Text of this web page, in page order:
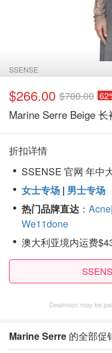
SSENSE
$266.00 $700.00
Marine Serre Beige 长
折扣详情
SSENSE 官网 年中
女士专场 | 男士专场
热门品牌直达 ： Acne|
We11done
澳大利亚境内运费$43
Dealmoon may be
Marine Serre 的全部促